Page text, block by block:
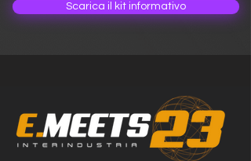
Scarica il kit informativo